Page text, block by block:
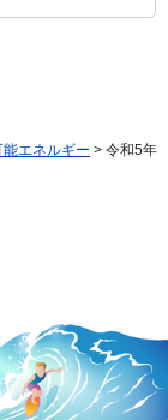
エネルギー > 令和5年